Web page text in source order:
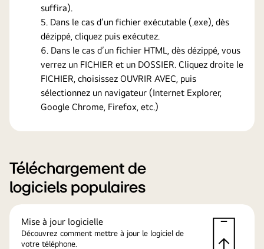
suffira).
Dans le cas d’un fichier exécutable (.exe), dès
dézippé, cliquez puis exécutez.
Dans le cas d’un fichier HTML, dès dézippé, vous
verrez un FICHIER et un DOSSIER. Cliquez droite le
FICHIER, choisissez OUVRIR AVEC, puis
sélectionnez un navigateur (Internet Explorer,
Google Chrome, Firefox, etc.)
Téléchargement de
logiciels populaires
Mise à jour logicielle
Découvrez comment mettre à jour le logiciel de
votre téléphone.